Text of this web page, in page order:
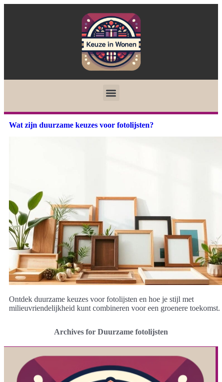
Wat zijn duurzame keuzes voor fotolijsten?
Ontdek duurzame keuzes voor fotolijsten en hoe je stijl met
milieuvriendelijkheid kunt combineren voor een groenere toekomst.
Archives for Duurzame fotolijsten